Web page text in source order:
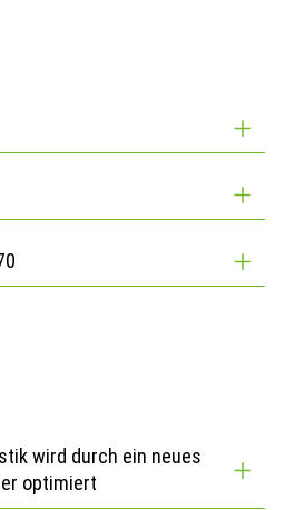
wird durch ein neues
optimiert